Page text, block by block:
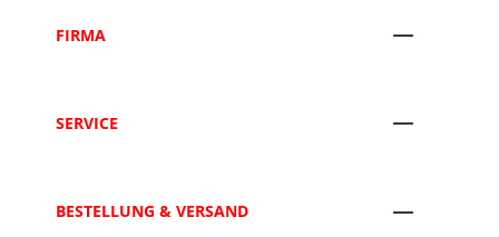
FIRMA
SERVICE
BESTELLUNG & VERSAND